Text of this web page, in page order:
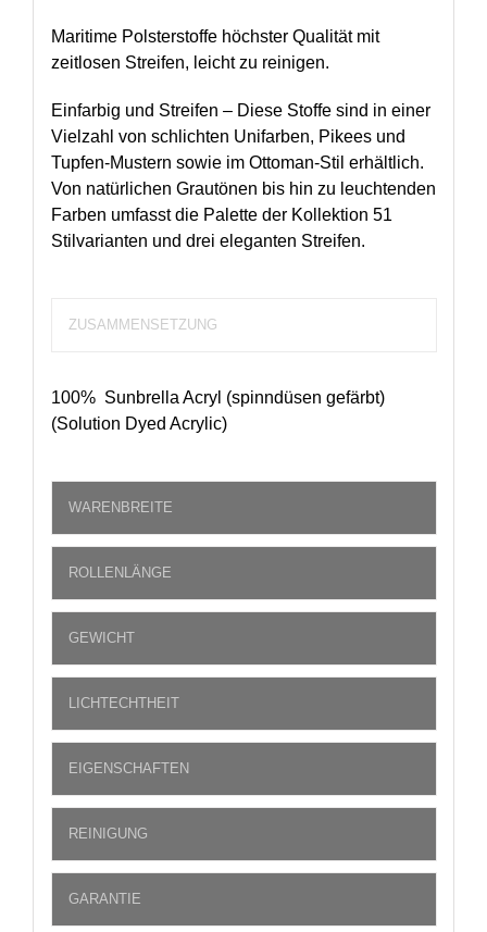
Maritime Polsterstoffe höchster Qualität mit
zeitlosen Streifen, leicht zu reinigen.
Einfarbig und Streifen – Diese Stoffe sind in einer
Vielzahl von schlichten Unifarben, Pikees und
Tupfen-Mustern sowie im Ottoman-Stil erhältlich.
Von natürlichen Grautönen bis hin zu leuchtenden
Farben umfasst die Palette der Kollektion 51
Stilvarianten und drei eleganten Streifen.
ZUSAMMENSETZUNG
100% Sunbrella Acryl (spinndüsen gefärbt)
(Solution Dyed Acrylic)
WARENBREITE
ROLLENLÄNGE
GEWICHT
LICHTECHTHEIT
EIGENSCHAFTEN
REINIGUNG
GARANTIE